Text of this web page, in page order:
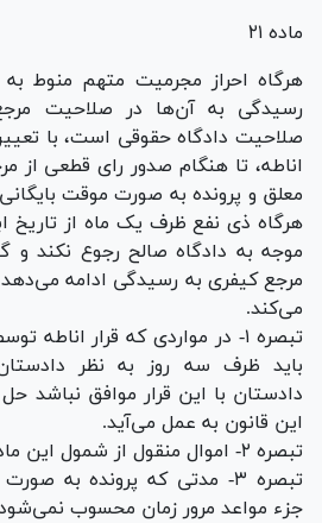
ماده ۲۱
هرگاه احراز مجرمیت متهم منوط
رسیدگی به آن‌ها در صلاحیت
صلاحیت دادگاه حقوقی است، با
اناطه، تا هنگام صدور رای قطعی از
معلق و پرونده به صورت موقت
هرگاه ذی نفع ظرف یک ماه از تاریخ
موجه به دادگاه صالح رجوع نکند و
مرجع کیفری به رسیدگی ادامه
می‌کند.
تبصره ۱- در مواردی که قرار
باید ظرف سه روز به نظر
این قانون به عمل می‌آید.
تبصره ۲- اموال منقول از شمول این ماده مستثنی هستند.
تبصره ۳- مدتی که پرونده به
جزء مواعد مرور زمان محسوب